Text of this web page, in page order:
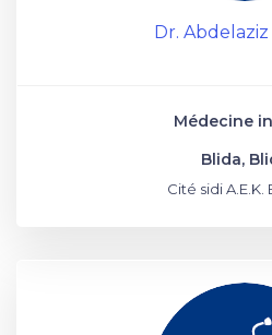
Dr. Abdelaziz
Médecine
Blida,
Cité sidi A.E.K.